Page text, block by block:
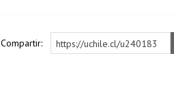
Compartir: https://uchile.cl/u240183